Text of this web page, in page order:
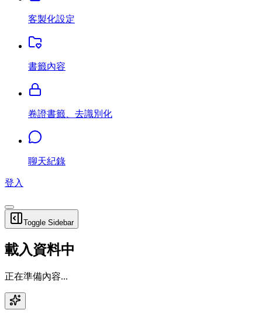
客製化設定
書籤內容
卷證書籤、去識別化
聊天紀錄
登入
Toggle Sidebar
載入資料中
正在準備內容...